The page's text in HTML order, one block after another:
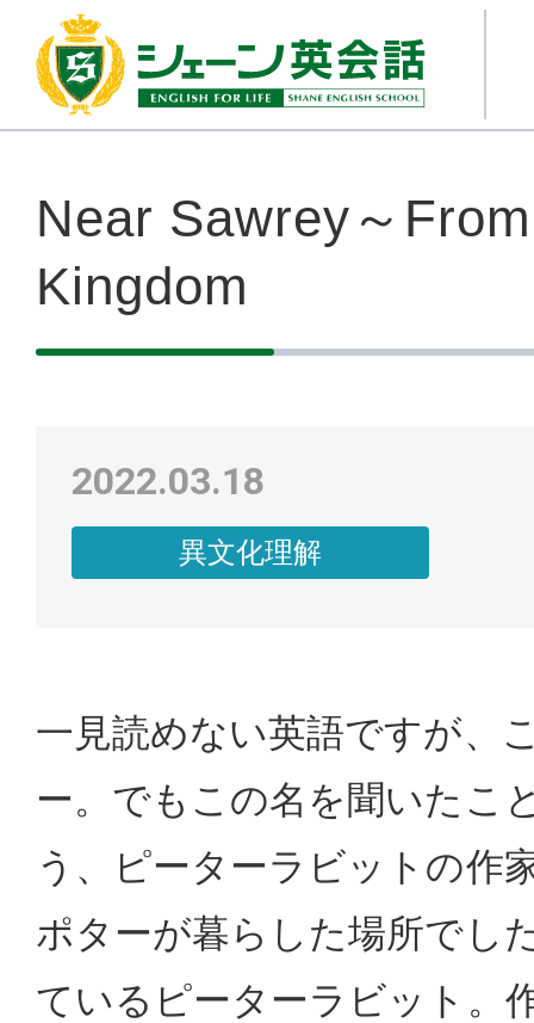
Near Sawrey～
Kingdom
2022.03.18
異文化理解
一見読めない英語ですが、
ー。でもこの名を聞いたこ
う、ピーターラビットの作
ポターが暮らした場所でし
ているピーターラビット。